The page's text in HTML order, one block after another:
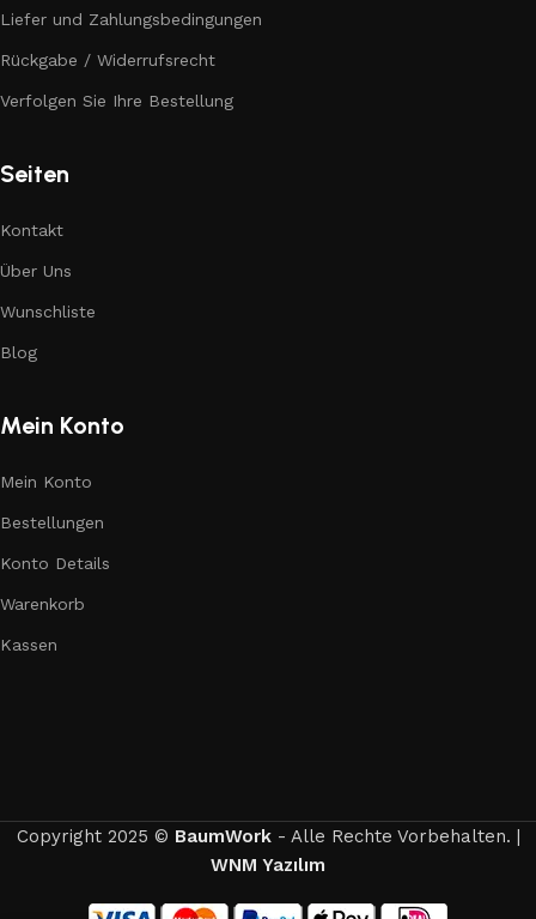
Liefer und Zahlungsbedingungen
Rückgabe / Widerrufsrecht
Verfolgen Sie Ihre Bestellung
Seiten
Kontakt
Über Uns
Wunschliste
Blog
Mein Konto
Mein Konto
Bestellungen
Konto Details
Warenkorb
Kassen
Copyright 2025 © BaumWork- Alle Rechte Vorbehalten. |
WNM Yazılım